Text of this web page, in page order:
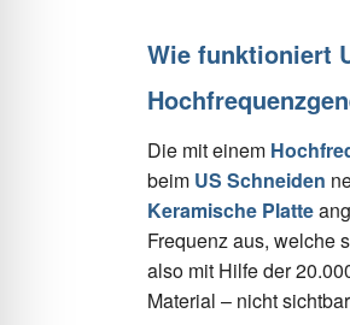
Wie funktioniert
Die mit einem
beim US Schneiden
Keramische Platte
Frequenz aus, welche
also mit Hilfe der
Material – nicht